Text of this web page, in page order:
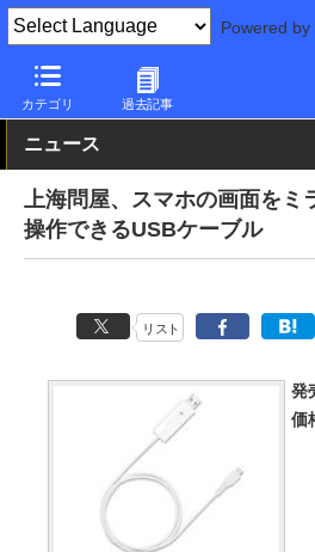
Powered by
カテゴリ 過去記事
PC Watch 半導体/周辺機器
ニュース
上海問屋、スマホの画面をミ
操作できるUSBケーブル
リスト
発
価